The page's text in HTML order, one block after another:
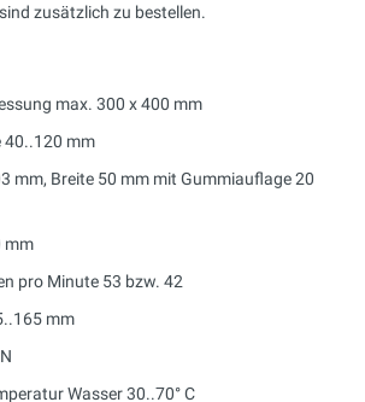
zusätzlich zu bestellen.
max. 300 x 400 mm
40..120 mm
mm, Breite 50 mm mit Gummiauflage 20
mm
pro Minute 53 bzw. 42
mm
Wasser 30..70° C